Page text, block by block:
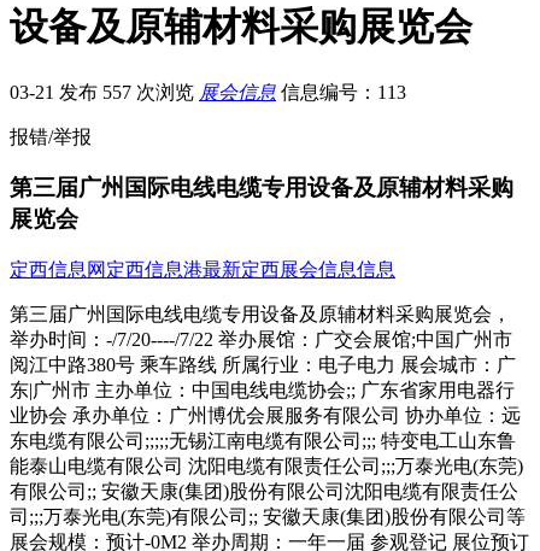
设备及原辅材料采购展览会
03-21 发布 557 次浏览 展会信息 信息编号：113
报错/举报
第三届广州国际电线电缆专用设备及原辅材料采购
展览会
定西信息网 定西信息港最新定西展会信息信息
第三届广州国际电线电缆专用设备及原辅材料采购展览会，
举办时间：-/7/20----/7/22 举办展馆：广交会展馆;中国广州市
阅江中路380号 乘车路线 所属行业：电子电力 展会城市：广
东|广州市 主办单位：中国电线电缆协会;; 广东省家用电器行
业协会 承办单位：广州博优会展服务有限公司 协办单位：远
东电缆有限公司;;;;;无锡江南电缆有限公司;;; 特变电工山东鲁
能泰山电缆有限公司 沈阳电缆有限责任公司;;;万泰光电(东莞)
有限公司;; 安徽天康(集团)股份有限公司沈阳电缆有限责任公
司;;;万泰光电(东莞)有限公司;; 安徽天康(集团)股份有限公司等
展会规模：预计-0M2 举办周期：一年一届 参观登记 展位预订